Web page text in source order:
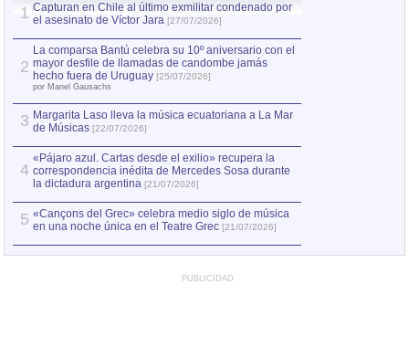
1 Capturan en Chile al último exmilitar condenado por
el asesinato de Víctor Jara [27/07/2026]
2
La comparsa Bantú celebra su 10º aniversario con el
mayor desfile de llamadas de candombe jamás
hecho fuera de Uruguay [25/07/2026]
por Manel Gausachs
3 Margarita Laso lleva la música ecuatoriana a La Mar
de Músicas [22/07/2026]
4
«Pájaro azul. Cartas desde el exilio» recupera la
correspondencia inédita de Mercedes Sosa durante
la dictadura argentina [21/07/2026]
5 «Cançons del Grec» celebra medio siglo de música
en una noche única en el Teatre Grec [21/07/2026]
PUBLICIDAD